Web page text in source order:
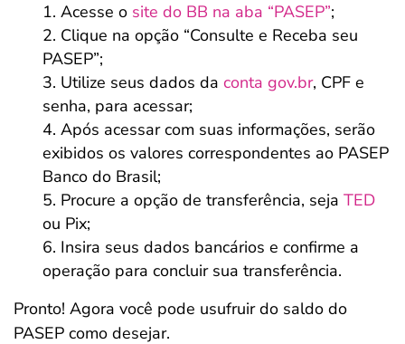
Acesse o site do BB na aba “PASEP”;
Clique na opção “Consulte e Receba seu
PASEP”;
Utilize seus dados da conta gov.br, CPF e
senha, para acessar;
Após acessar com suas informações, serão
exibidos os valores correspondentes ao PASEP
Banco do Brasil;
Procure a opção de transferência, seja TED
ou Pix;
Insira seus dados bancários e confirme a
operação para concluir sua transferência.
Pronto! Agora você pode usufruir do saldo do
PASEP como desejar.